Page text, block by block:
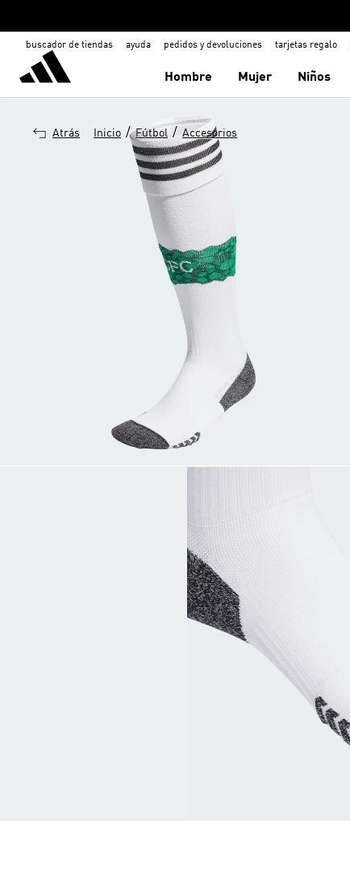
buscador de tiendas ayuda pedidos y devoluciones tarjetas regalo
Hombre Mujer Niños
Atrás Inicio / Fútbol / Accesorios